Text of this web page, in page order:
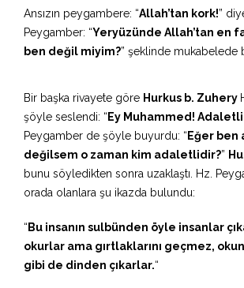
Ansızın peygambere: “Allah’tan kork!”
Peygamber: “Yeryüzünde Allah’tan en
ben değil miyim?” şeklinde mukabelede
Bir başka rivayete göre Hurkus b. Zuhery
şöyle seslendi: “Ey Muhammed!
Peygamber de şöyle buyurdu: “Eğer ben
değilsem o zaman kim adaletlidir?”
bunu söyledikten sonra uzaklaştı. Hz.
orada olanlara şu ikazda bulundu:
“Bu insanın sulbünden öyle insanlar
okurlar ama gırtlaklarını geçmez, okun
gibi de dinden çıkarlar.“